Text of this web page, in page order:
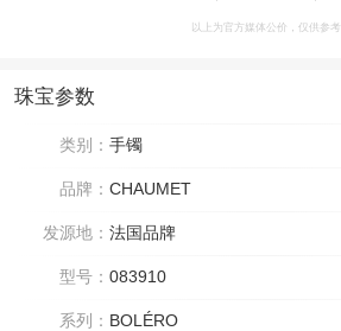
以上为官方媒体公价，仅供参考
珠宝参数
类别： 手镯
品牌： CHAUMET
发源地： 法国品牌
型号： 083910
系列： BOLÉRO